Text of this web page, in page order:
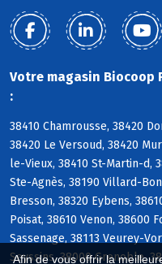
Afin de vous offrir la
Votre magasin Biocoop
:
38410 Chamrousse, 38420
38420 Le Versoud, 38420
le-Vieux, 38410 St-Martin-d,
Ste-Agnès, 38190 Villard-
Bresson, 38320 Eybens,
Poisat, 38610 Venon, 38600
Sassenage, 38113 Veurey-
Seyssins, 38000 Grenoble,